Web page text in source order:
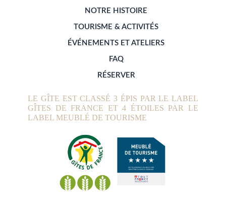
NOTRE HISTOIRE
TOURISME & ACTIVITÉS
ÉVÉNEMENTS ET ATELIERS
FAQ
RÉSERVER
LE GÎTE EST CLASSÉ 3 ÉPIS PAR LE LABEL
GÎTES DE FRANCE ET 4 ÉTOILES PAR LE
LABEL MEUBLÉ DE TOURISME